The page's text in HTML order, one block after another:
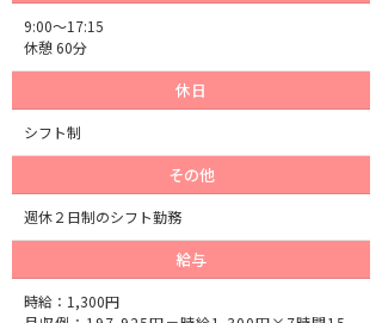
9:00～17:15
休憩 60分
休日
シフト制
その他
週休２日制のシフト勤務
給与
時給：1,300円